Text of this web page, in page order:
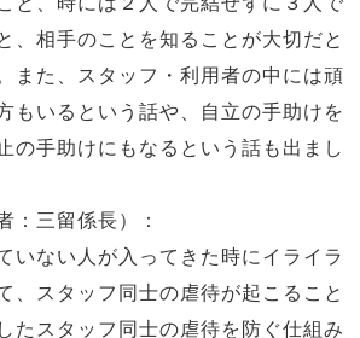
、相手のことを知ることが大切だと
また、スタッフ・利用者の中には頑
もいるという話や、自立の手助けを
の手助けにもなるという話も出まし
：三留係長）：
いない人が入ってきた時にイライラ
、スタッフ同士の虐待が起こること
たスタッフ同士の虐待を防ぐ仕組み